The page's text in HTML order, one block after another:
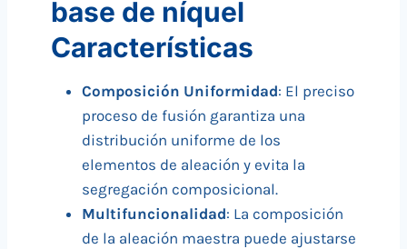
base de níquel
Características
Composición Uniformidad: El preciso
proceso de fusión garantiza una
distribución uniforme de los
elementos de aleación y evita la
segregación composicional.
Multifuncionalidad: La composición
de la aleación maestra puede ajustarse